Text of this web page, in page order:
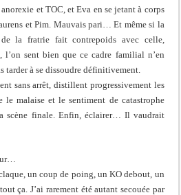
et TOC, et Eva en se jetant à corps
et Pim. Mauvais pari… Et même si la
la fratrie fait contrepoids avec celle,
sent bien que ce cadre familial n’en
tarder à se dissoudre définitivement.
sans arrêt, distillent progressivement les
malaise et le sentiment de catastrophe
scène finale. Enfin, éclairer… Il vaudrait
un coup de poing, un KO debout, un
ça. J’ai rarement été autant secouée par